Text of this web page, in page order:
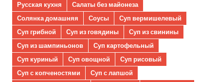
Русская кухня
Салаты без майонеза
Солянка домашняя
Соусы
Суп вермишелевый
Суп грибной
Суп из говядины
Суп из свинины
Суп из шампиньонов
Суп картофельный
Суп куриный
Суп овощной
Суп рисовый
Суп с копченостями
Суп с лапшой